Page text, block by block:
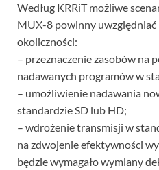
Według KRRiT możliwe
MUX-8 powinny
okoliczności:
– przeznaczenie zasobów na
nadawanych programów w
– umożliwienie nadawania
standardzie SD lub HD;
– wdrożenie transmisji w
na zdwojenie efektywności
będzie wymagało wymiany